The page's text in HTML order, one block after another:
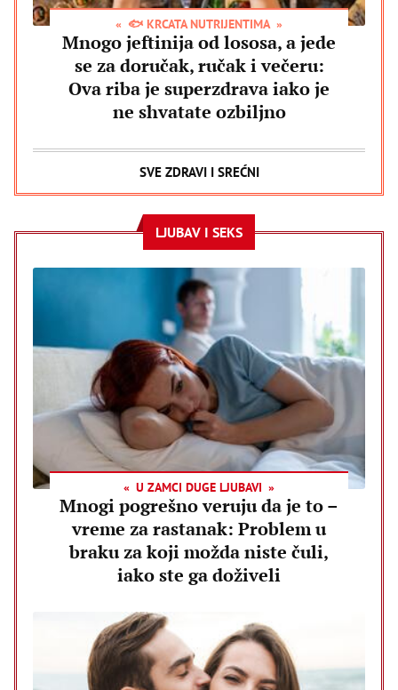
🐟 KRCATA NUTRIJENTIMA
Mnogo jeftinija od lososa, a jede
se za doručak, ručak i večeru:
Ova riba je superzdrava iako je
ne shvatate ozbiljno
SVE ZDRAVI I SREĆNI
LJUBAV I SEKS
U ZAMCI DUGE LJUBAVI
Mnogi pogrešno veruju da je to –
vreme za rastanak: Problem u
braku za koji možda niste čuli,
iako ste ga doživeli